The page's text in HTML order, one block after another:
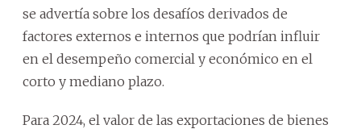
se advertía sobre los desafíos derivados de
factores externos e internos que podrían influir
en el desempeño comercial y económico en el
corto y mediano plazo.
Para 2024, el valor de las exportaciones de bienes